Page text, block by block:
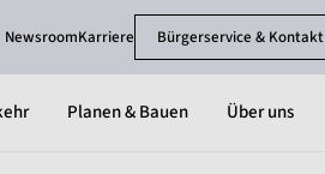
NewsroomKarriere Bürgerservice & Kontakt
Planen & Bauen Über uns